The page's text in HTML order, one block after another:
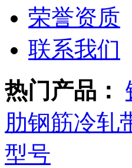
荣誉资质
联系我们
热门产品：
肋钢筋冷轧
型号